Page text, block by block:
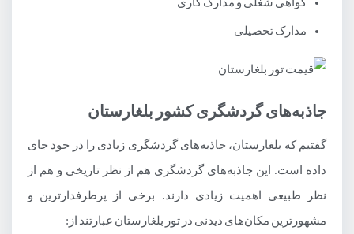
گواهی شغلی و مدارک کاری
مدارک تحصیلی
جاذبه‌های گردشگری کشور بلغارستان
گفتیم که بلغارستان، جاذبه‌های گردشگری زیادی را در خود جای
داده است. این جاذبه‌های گردشگری هم از نظر تاریخی و هم از
نظر طبیعی اهمیت زیادی دارند. برخی از پرطرفدارترین و
مشهورترین مکان‌های دیدنی در تور بلغارستان عبارتند از: